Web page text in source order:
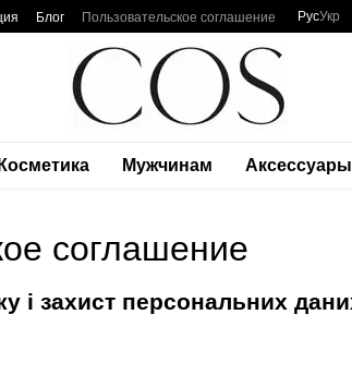
Блог Пользовательское соглашение РусУкр
Косметика Мужчинам Аксессуары
соглашение
і захист персональних